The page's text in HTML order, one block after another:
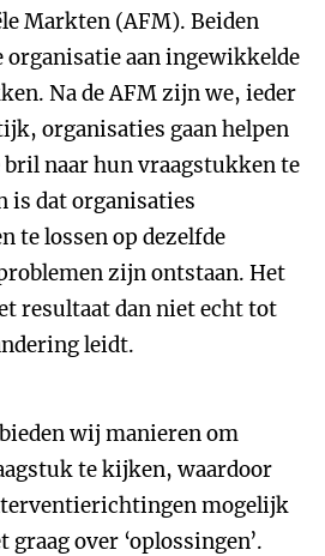
Markten (AFM). Beiden
aan ingewikkelde
Na de AFM zijn we, ieder
organisaties gaan helpen
bril naar hun vraagstukken te
is dat organisaties
te lossen op dezelfde
zijn ontstaan. Het
resultaat dan niet echt tot
leidt.
bieden wij manieren om
te kijken, waardoor
mogelijk
over ‘oplossingen’.